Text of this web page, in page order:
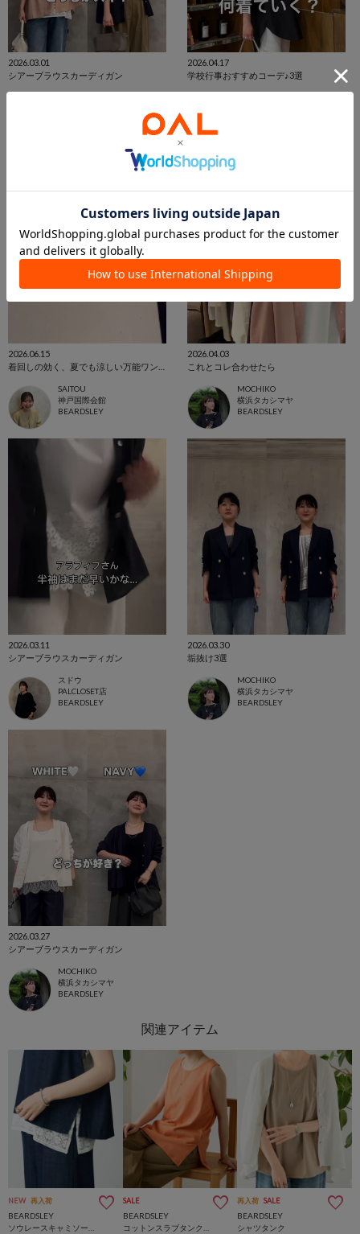
2026.03.01
シアーブラウスカーディガン
2026.04.17
学校行事おすすめコーデ♪3選
2026.06.15
SAITOU
神戸国際会館
BEARDSLEY
2026.04.03
これとコレ合わせたら
MOCHIKO
横浜タカシマヤ
BEARDSLEY
2026.03.11
シアーブラウスカーディガン
スドウ
PALCLOSET店
BEARDSLEY
2026.03.30
垢抜け3選
MOCHIKO
横浜タカシマヤ
BEARDSLEY
2026.03.27
シアーブラウスカーディガン
MOCHIKO
横浜タカシマヤ
BEARDSLEY
NEW 再入荷
BEARDSLEY
SALE
BEARDSLEY
再入荷 SALE
BEARDSLEY
シャツタンク